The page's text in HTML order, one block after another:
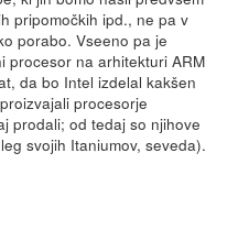
pripomočkih ipd., ne pa v
porabo. Vseeno pa je
procesor na arhitekturi ARM
da bo Intel izdelal kakšen
procesorje
prodali; od tedaj so njihove
svojih Itaniumov, seveda).